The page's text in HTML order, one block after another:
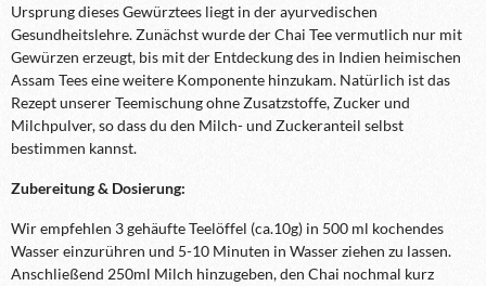
Ursprung dieses Gewürztees liegt in der ayurvedischen
Gesundheitslehre. Zunächst wurde der Chai Tee vermutlich nur mit
Gewürzen erzeugt, bis mit der Entdeckung des in Indien heimischen
Assam Tees eine weitere Komponente hinzukam. Natürlich ist das
Rezept unserer Teemischung ohne Zusatzstoffe, Zucker und
Milchpulver, so dass du den Milch- und Zuckeranteil selbst
bestimmen kannst.
Zubereitung & Dosierung:
Wir empfehlen 3 gehäufte Teelöffel (ca.10g) in 500 ml kochendes
Wasser einzurühren und 5-10 Minuten in Wasser ziehen zu lassen.
Anschließend 250ml Milch hinzugeben, den Chai nochmal kurz